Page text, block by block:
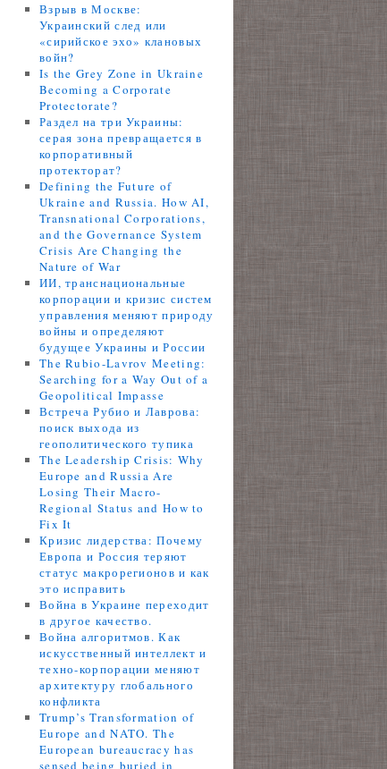
Взрыв в Москве:
Украинский след или
«сирийское эхо» клановых
войн?
Is the Grey Zone in Ukraine
Becoming a Corporate
Protectorate?
Раздел на три Украины:
серая зона превращается в
корпоративный
протекторат?
Defining the Future of
Ukraine and Russia. How AI,
Transnational Corporations,
and the Governance System
Crisis Are Changing the
Nature of War
ИИ, транснациональные
корпорации и кризис систем
управления меняют природу
войны и определяют
будущее Украины и России
The Rubio-Lavrov Meeting:
Searching for a Way Out of a
Geopolitical Impasse
Встреча Рубио и Лаврова:
поиск выхода из
геополитического тупика
The Leadership Crisis: Why
Europe and Russia Are
Losing Their Macro-
Regional Status and How to
Fix It
Кризис лидерства: Почему
Европа и Россия теряют
статус макрорегионов и как
это исправить
Война в Украине переходит
в другое качество.
Война алгоритмов. Как
искусственный интеллект и
техно-корпорации меняют
архитектуру глобального
конфликта
Trump’s Transformation of
Europe and NATO. The
European bureaucracy has
sensed being buried in